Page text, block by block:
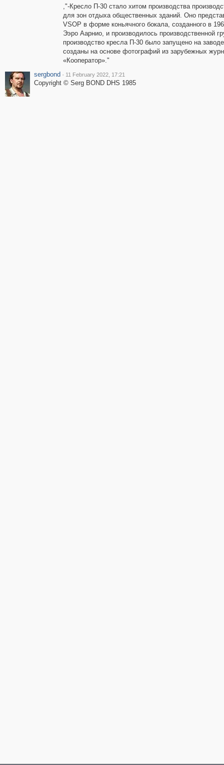
,"-Кресло П-30 стало хитом производства
для зон отдыха общественных зданий. Оно
VSOP в форме коньячного бокала, созданного в
Ээро Аарнио, и производилось производственной
производство кресла П-30 было запущено на
созданы на основе фотографий из зарубежных
«Кооператор»."
sergbond · 11 February 2022, 17:21
Copyright © Serg BOND DHS 1985